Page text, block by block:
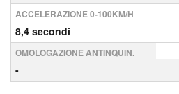
ACCELERAZIONE 0-100KM/H
8,4 secondi
OMOLOGAZIONE ANTINQUIN.
-